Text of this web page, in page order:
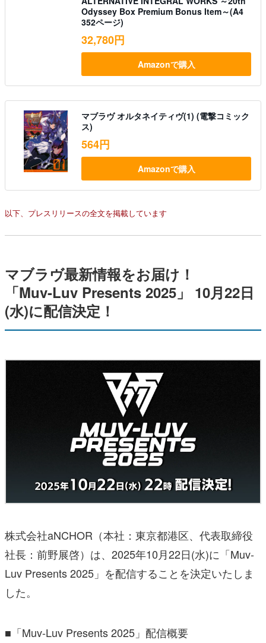
Odyssey Box Premium Bonus Item～(A4
352ページ)
32,780円
Amazonで購入
マブラヴ オルタネイティヴ(1) (電撃コミック
ス)
564円
Amazonで購入
以下、プレスリリースの全文を掲載しています
マブラヴ最新情報をお届け！
「Muv-Luv Presents 2025」 10月22日
(水)に配信決定！
株式会社aNCHOR（本社：東京都港区、代表取締役
社長：前野展啓）は、2025年10月22日(水)に「Muv-
Luv Presents 2025」を配信することを決定いたしま
した。
■「Muv-Luv Presents 2025」配信概要